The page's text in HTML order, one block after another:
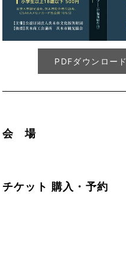
PDFダウンロード
会 場
チケット 購入・予約